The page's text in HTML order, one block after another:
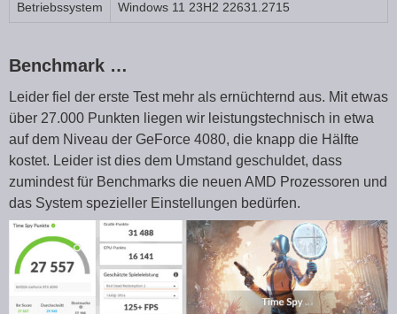
Betriebssystem Windows 11 23H2 22631.2715
Benchmark …
Leider fiel der erste Test mehr als ernüchternd aus. Mit etwas
über 27.000 Punkten liegen wir leistungstechnisch in etwa
auf dem Niveau der GeForce 4080, die knapp die Hälfte
kostet. Leider ist dies dem Umstand geschuldet, dass
zumindest für Benchmarks die neuen AMD Prozessoren und
das System spezieller Einstellungen bedürfen.